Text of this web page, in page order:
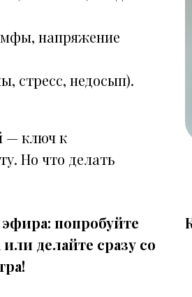
напряжение
стресс, недосып).
— ключ к
Но что делать
попробуйте
делайте сразу со